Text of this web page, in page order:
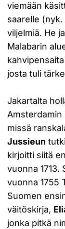
viemään
saarelle
viljelmiä. He
Malabarin
josta tuli
Jakartalta
missä
Jussieun
kirjoitti siitä
vuonna 1713.
vuonna 1755
Suomen
väitöskirja,
jonka pitkä